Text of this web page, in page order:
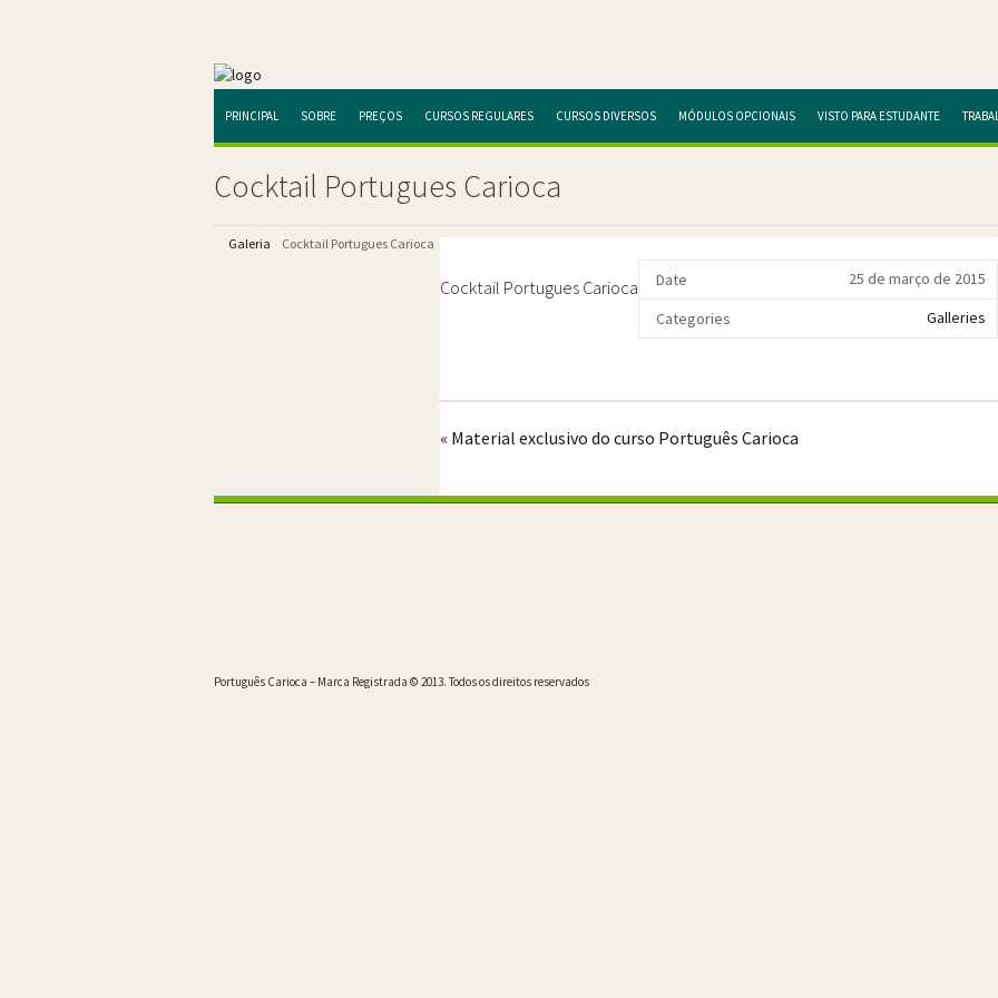
PRINCIPAL SOBRE PREÇOS CURSOS REGULARES CURSOS DIVERSOS MÓDULOS OPCIONAIS VISTO PARA ESTUDANTE
Cocktail Portugues Carioca
Galeria Cocktail Portugues Carioca
Cocktail Portugues Carioca Date
25 de março de 2015
Categories
Galleries
« Material exclusivo do curso Português Carioca
Português Carioca – Marca Registrada © 2013. Todos os direitos reservados